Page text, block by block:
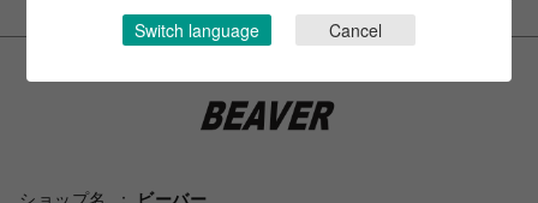
Switch language Cancel